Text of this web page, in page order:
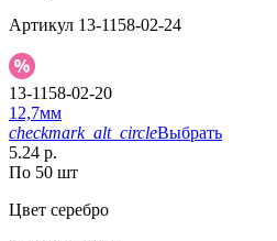
Артикул 13-1158-02-24
13-1158-02-20
12,7мм
checkmark_alt_circleВыбрать
5.24 р.
По 50 шт
Цвет серебро